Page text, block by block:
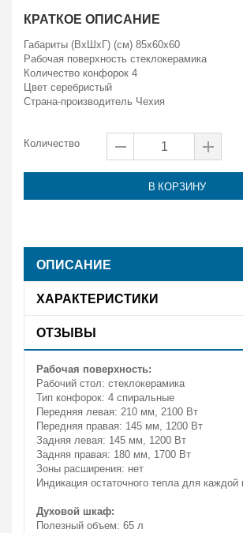
КРАТКОЕ ОПИСАНИЕ
Габариты (ВxШxГ) (см) 85x60x60
Рабочая поверхность стеклокерамика
Количество конфорок 4
Цвет серебристый
Страна-производитель Чехия
Количество
В КОРЗИНУ
ОПИСАНИЕ
ХАРАКТЕРИСТИКИ
ОТЗЫВЫ
Рабочая поверхность:
Рабочий стол: стеклокерамика
Тип конфорок: 4 спиральные
Передняя левая: 210 мм, 2100 Вт
Передняя правая: 145 мм, 1200 Вт
Задняя левая: 145 мм, 1200 Вт
Задняя правая: 180 мм, 1700 Вт
Зоны расширения: нет
Индикация остаточного тепла для каждой
Духовой шкаф:
Полезный объем: 65 л